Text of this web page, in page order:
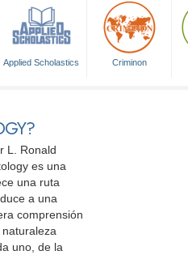
Applied Scholastics Criminon
L. Ronald
es una
una ruta
a una
comprensión
uno, de la